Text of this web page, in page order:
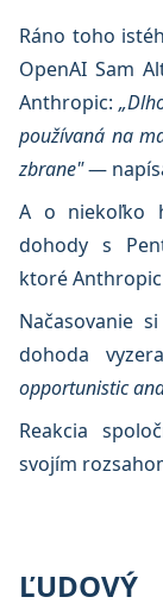
Ráno toho
OpenAI Sam
Anthropic:
používaná na
zbrane"—
A o niekoľko
dohody s
ktoré
Načasovanie
dohoda
opportunistic
Reakcia
svojím